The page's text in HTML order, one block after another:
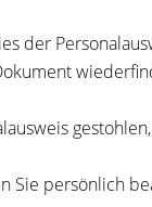
der
Sie persönlich